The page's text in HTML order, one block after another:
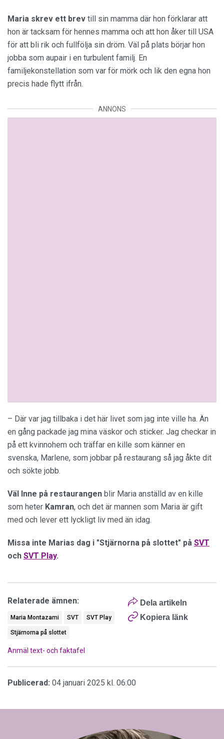
Maria skrev ett brev till sin mamma där hon förklarar att
hon är tacksam för hennes mamma och att hon åker till USA
för att bli rik och fullfölja sin dröm. Väl på plats börjar hon
jobba som aupair i en turbulent familj. En
familjekonstellation som var för mörk och lik den egna hon
precis hade flytt ifrån.
ANNONS
– Där var jag tillbaka i det här livet som jag inte ville ha. Än
en gång packade jag mina väskor och sticker. Jag checkar in
på ett kvinnohem och träffar en kille som känner en
svenska, Marlene, som jobbar på restaurang så jag åkte dit
och sökte jobb.
Väl Inne på restaurangen blir Maria anställd av en kille
som heter Kamran, och det är mannen som Maria är gift
med och lever ett lyckligt liv med än idag.
Missa inte Marias dag i "Stjärnorna på slottet" på SVT
och SVT Play.
Dela artikeln
Kopiera länk
Relaterade ämnen:
Maria Montazami SVT SVT Play
Stjärnorna på slottet
Anmäl text- och faktafel
Publicerad: 04 januari 2025 kl. 06:00